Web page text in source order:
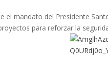
el mandato del Presidente
para reforzar la